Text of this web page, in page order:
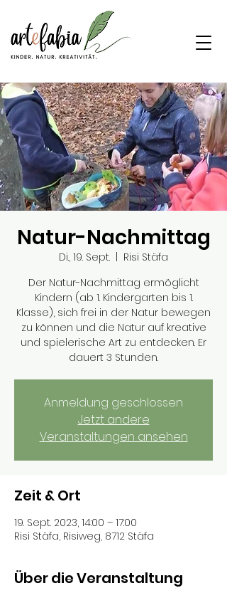
Natur-Nachmittag
Di., 19. Sept.
Risi Stäfa
Der Natur-Nachmittag ermöglicht
Kindern (ab 1. Kindergarten bis 1.
Klasse), sich frei in der Natur bewegen
zu können und die Natur auf kreative
und spielerische Art zu entdecken. Er
dauert 3 Stunden.
Anmeldung geschlossen
Jetzt andere
Veranstaltungen ansehen
Zeit & Ort
19. Sept. 2023, 14:00 – 17:00
Risi Stäfa, Risiweg, 8712 Stäfa
Über die Veranstaltung